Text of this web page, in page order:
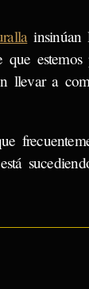
insinúan
que
llevar a